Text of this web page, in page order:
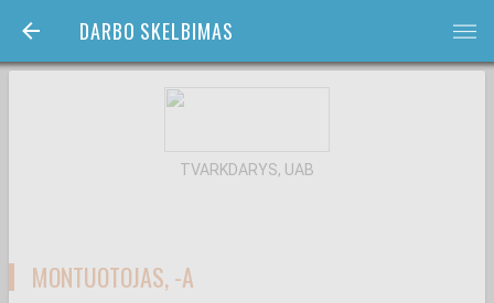
DARBO SKELBIMAS bars
TVARKDARYS, UAB
MONTUOTOJAS, -A